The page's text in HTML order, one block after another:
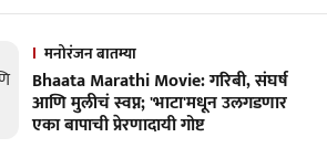
मनोरंजन बातम्या
Bhaata Marathi Movie: गरिबी, संघर्ष
आणि मुलीचं स्वप्न; 'भाटा'मधून उलगडणार
एका बापाची प्रेरणादायी गोष्ट